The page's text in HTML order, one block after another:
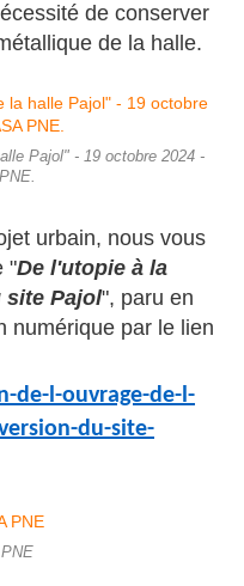
de conserver
de la halle.
Pajol" - 19 octobre 2024 -
urbain, nous vous
"De l'utopie à la
site Pajol", paru en
numérique par le lien
de-l-ouvrage-de-l-
du-site-